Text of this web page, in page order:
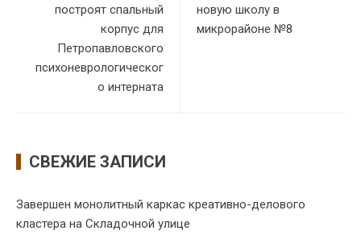
построят спальный
корпус для
Петропавловского
психоневрологическог
о интерната
новую школу в
микрорайоне №8
СВЕЖИЕ ЗАПИСИ
Завершен монолитный каркас креативно-делового
кластера на Складочной улице